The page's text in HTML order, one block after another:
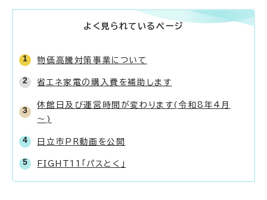
よく見られているページ
物価高騰対策事業について
省エネ家電の購入費を補助します
休館日及び運営時間が変わります(令和8年4月
～)
日立市PR動画を公開
FIGHT11「パスとく」